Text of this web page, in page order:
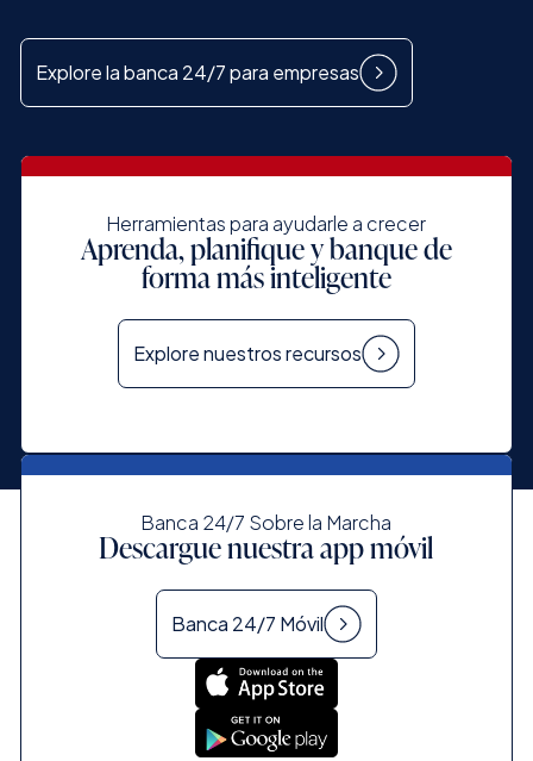
Explore la banca 24/7 para empresas
Herramientas para ayudarle a crecer
Aprenda, planifique y banque de
forma más inteligente
Explore nuestros recursos
Banca 24/7 Sobre la Marcha
Descargue nuestra app móvil
Banca 24/7 Móvil